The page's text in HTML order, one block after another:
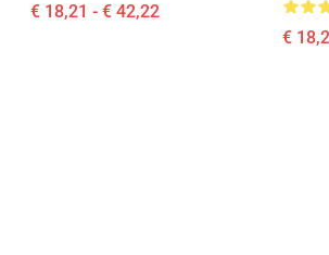
€ 18,21 - € 42,22
€